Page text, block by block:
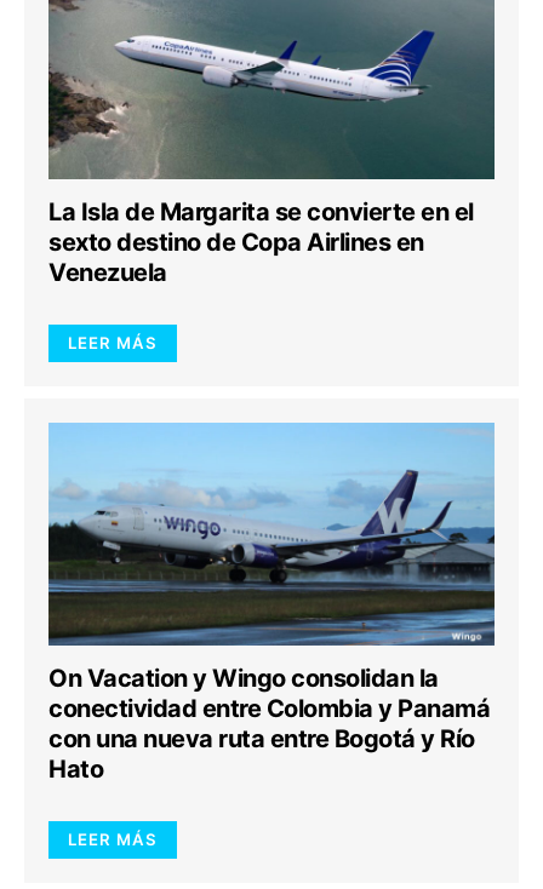
La Isla de Margarita se convierte en el
sexto destino de Copa Airlines en
Venezuela
LEER MÁS
On Vacation y Wingo consolidan la
conectividad entre Colombia y Panamá
con una nueva ruta entre Bogotá y Río
Hato
LEER MÁS